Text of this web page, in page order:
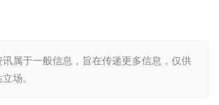
属于一般信息，旨在传递更多信息，仅供
场。